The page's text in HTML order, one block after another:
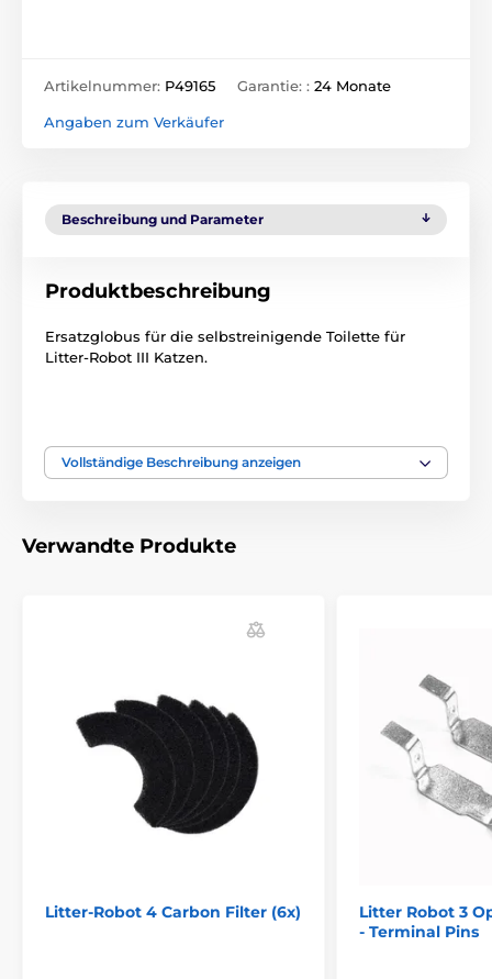
Artikelnummer: P49165 Garantie: : 24 Monate
Angaben zum Verkäufer
Beschreibung und Parameter
Produktbeschreibung
Ersatzglobus für die selbstreinigende Toilette für
Litter-Robot III Katzen.
1x Open Air Globe
Ankündigung geändert werden. Die Bilder dienen nur
zur Illustration.
Das Produkt ist in Kategorien eingeteilt
Vollständige Beschreibung anzeigen
Verwandte Produkte
Litter-Robot 4 Carbon Filter (6x)
Litter Robot 3
- Terminal Pins